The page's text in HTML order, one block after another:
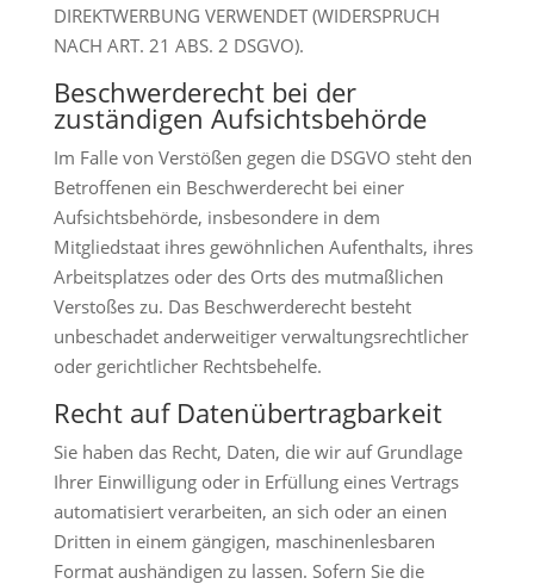
DIREKTWERBUNG VERWENDET (WIDERSPRUCH
NACH ART. 21 ABS. 2 DSGVO).
Beschwerde­recht bei der
zuständigen Aufsichts­behörde
Im Falle von Verstößen gegen die DSGVO steht den
Betroffenen ein Beschwerderecht bei einer
Aufsichtsbehörde, insbesondere in dem
Mitgliedstaat ihres gewöhnlichen Aufenthalts, ihres
Arbeitsplatzes oder des Orts des mutmaßlichen
Verstoßes zu. Das Beschwerderecht besteht
unbeschadet anderweitiger verwaltungsrechtlicher
oder gerichtlicher Rechtsbehelfe.
Recht auf Daten­übertrag­barkeit
Sie haben das Recht, Daten, die wir auf Grundlage
Ihrer Einwilligung oder in Erfüllung eines Vertrags
automatisiert verarbeiten, an sich oder an einen
Dritten in einem gängigen, maschinenlesbaren
Format aushändigen zu lassen. Sofern Sie die